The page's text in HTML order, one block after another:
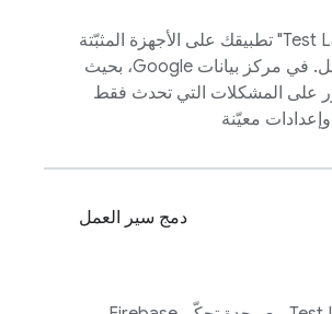
Test" تطبيقك على الأجهزة المثبّتة
وقيد التشغيل. في مركز بيانات Google، بحيث
على المشكلات التي تحدث فقط
معيّنة
دمج سير العمل